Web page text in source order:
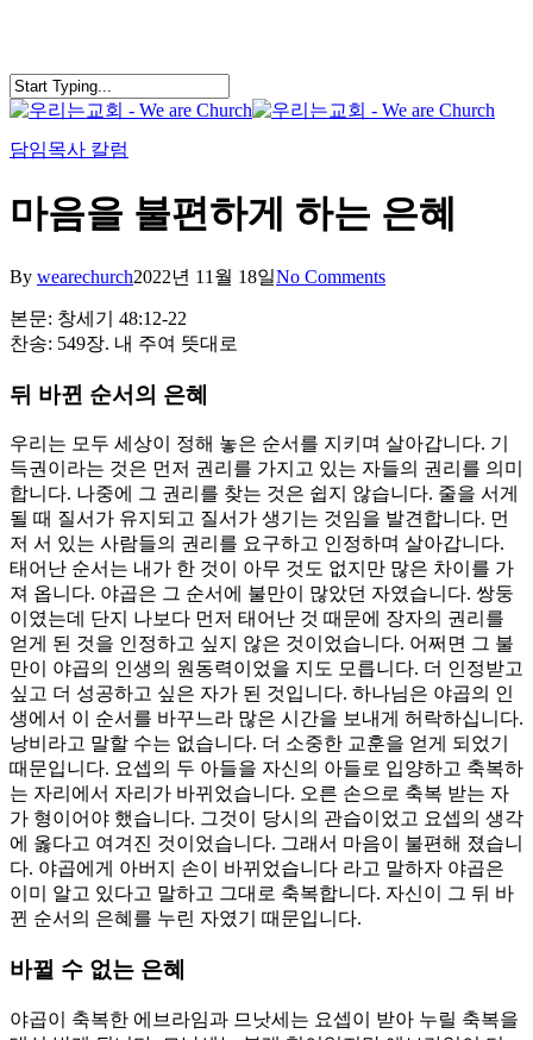
content
담임목사 칼럼
마음을 불편하게 하는 은혜
By wearechurch2022년 11월 18일No Comments
본문: 창세기 48:12-22
찬송: 549장. 내 주여 뜻대로
뒤 바뀐 순서의 은혜
우리는 모두 세상이 정해 놓은 순서를 지키며 살아갑니다. 기
득권이라는 것은 먼저 권리를 가지고 있는 자들의 권리를 의미
합니다. 나중에 그 권리를 찾는 것은 쉽지 않습니다. 줄을 서게
될 때 질서가 유지되고 질서가 생기는 것임을 발견합니다. 먼
저 서 있는 사람들의 권리를 요구하고 인정하며 살아갑니다.
태어난 순서는 내가 한 것이 아무 것도 없지만 많은 차이를 가
져 옵니다. 야곱은 그 순서에 불만이 많았던 자였습니다. 쌍둥
이였는데 단지 나보다 먼저 태어난 것 때문에 장자의 권리를
얻게 된 것을 인정하고 싶지 않은 것이었습니다. 어쩌면 그 불
만이 야곱의 인생의 원동력이었을 지도 모릅니다. 더 인정받고
싶고 더 성공하고 싶은 자가 된 것입니다. 하나님은 야곱의 인
생에서 이 순서를 바꾸느라 많은 시간을 보내게 허락하십니다.
낭비라고 말할 수는 없습니다. 더 소중한 교훈을 얻게 되었기
때문입니다. 요셉의 두 아들을 자신의 아들로 입양하고 축복하
는 자리에서 자리가 바뀌었습니다. 오른 손으로 축복 받는 자
가 형이어야 했습니다. 그것이 당시의 관습이었고 요셉의 생각
에 옳다고 여겨진 것이었습니다. 그래서 마음이 불편해 졌습니
다. 야곱에게 아버지 손이 바뀌었습니다 라고 말하자 야곱은
이미 알고 있다고 말하고 그대로 축복합니다. 자신이 그 뒤 바
뀐 순서의 은혜를 누린 자였기 때문입니다.
바뀔 수 없는 은혜
야곱이 축복한 에브라임과 므낫세는 요셉이 받아 누릴 축복을